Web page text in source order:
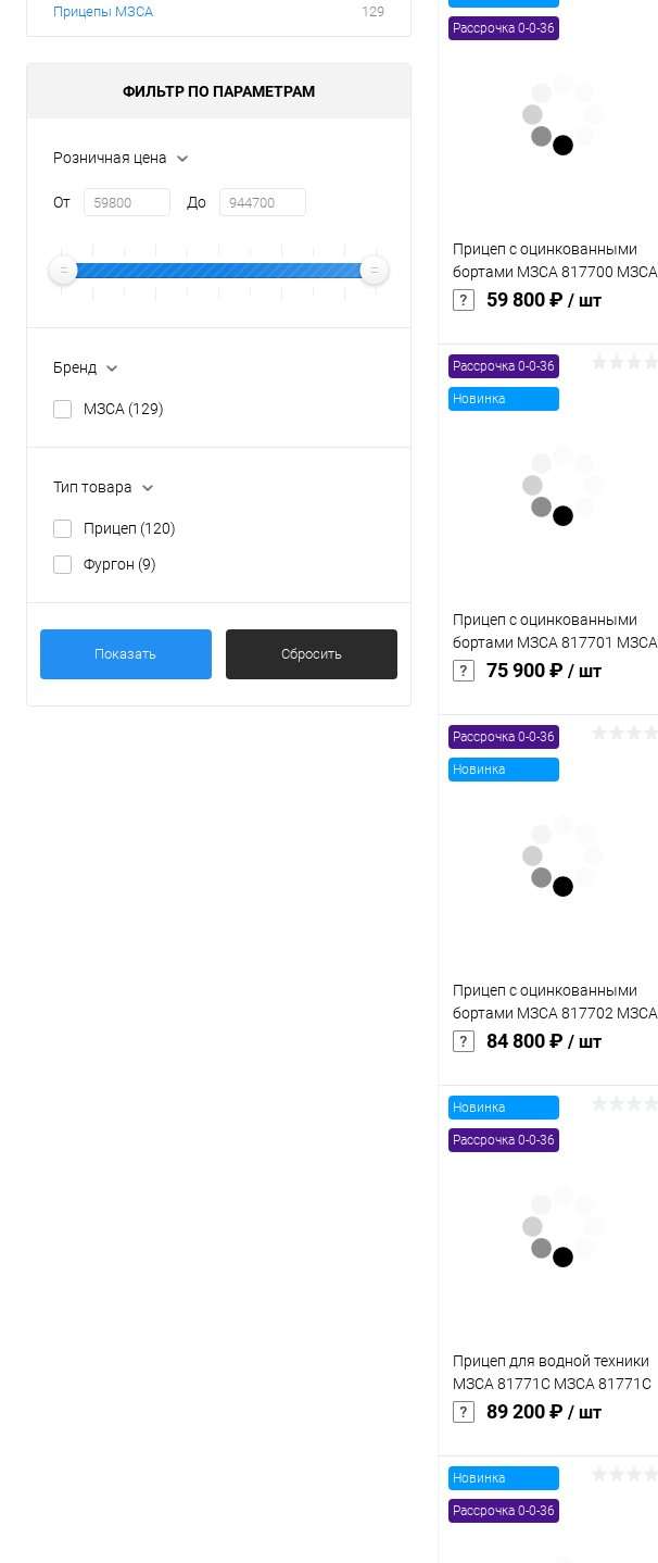
Прицепы МЗСА 129
ФИЛЬТР ПО ПАРАМЕТРАМ
Розничная цена
От До
Бренд
МЗСА (129)
Тип товара
Прицеп (120)
Фургон (9)
Показать Сбросить
Рассрочка 0-0-36
Прицеп с оцинкованными
бортами МЗСА 817700 МЗСА
817700 002
59 800 ₽ / шт
В корзину
В избранное
Рассрочка 0-0-36
Новинка
Прицеп с оцинкованными
бортами МЗСА 817701 МЗСА
817701 022
75 900 ₽ / шт
В корзину
В избранное
Рассрочка 0-0-36
Новинка
Прицеп с оцинкованными
бортами МЗСА 817702 МЗСА
817702 022
84 800 ₽ / шт
В корзину
В избранное
Новинка
Рассрочка 0-0-36
Прицеп для водной техники
МЗСА 81771C МЗСА 81771C
101
89 200 ₽ / шт
В корзину
Новинка
Рассрочка 0-0-36